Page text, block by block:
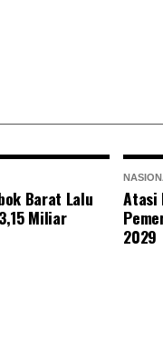
Barat Lalu
Miliar
Atasi
2029